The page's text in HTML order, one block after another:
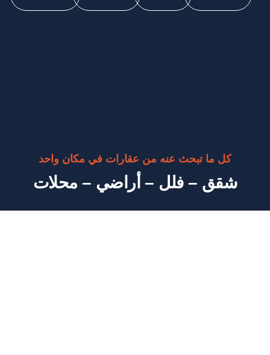
كل ما تبحث عنه من عقارات في مكان واحد
شقق – فلل – أراضي – محلات